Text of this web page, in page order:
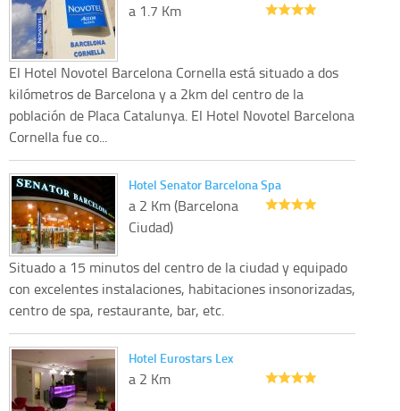
a 1.7 Km
El Hotel Novotel Barcelona Cornella está situado a dos
kilómetros de Barcelona y a 2km del centro de la
población de Placa Catalunya. El Hotel Novotel Barcelona
Cornella fue co...
Hotel Senator Barcelona Spa
a 2 Km (Barcelona
Ciudad)
Situado a 15 minutos del centro de la ciudad y equipado
con excelentes instalaciones, habitaciones insonorizadas,
centro de spa, restaurante, bar, etc.
Hotel Eurostars Lex
a 2 Km